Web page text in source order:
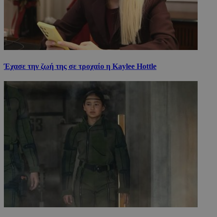
Έχασε την ζωή της σε τροχαίο η Kaylee Hottle